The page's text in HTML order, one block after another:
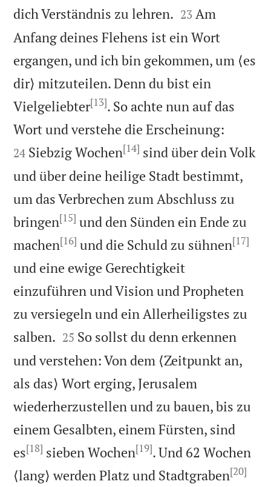
dich Verständnis zu lehren. 

23 Am
Anfang deines Flehens ist ein Wort
ergangen, und ich bin gekommen, um ⟨es
dir⟩ mitzuteilen. Denn du bist ein
Vielgeliebter[13]. So achte nun auf das
Wort und verstehe die Erscheinung:
24 Siebzig Wochen[14] sind über dein Volk
und über deine heilige Stadt bestimmt,
um das Verbrechen zum Abschluss zu
bringen[15] und den Sünden ein Ende zu
machen[16] und die Schuld zu sühnen[17]
und eine ewige Gerechtigkeit
einzuführen und Vision und Propheten
zu versiegeln und ein Allerheiligstes zu
salben. 

25 So sollst du denn erkennen
und verstehen: Von dem ⟨Zeitpunkt an,
als das⟩ Wort erging, Jerusalem
wiederherzustellen und zu bauen, bis zu
einem Gesalbten, einem Fürsten, sind
es[18] sieben Wochen[19]. Und 62 Wochen
⟨lang⟩ werden Platz und Stadtgraben[20]